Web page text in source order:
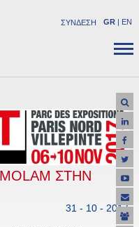
GR | EN
ΣΥΝΔΕΣΗ
ΣΤΗΝ
31 - 10 - 2017